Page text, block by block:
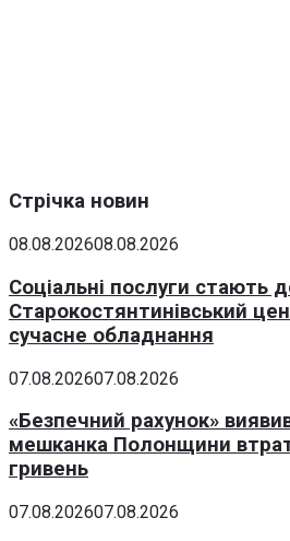
Стрічка новин
08.08.202608.08.2026
Соціальні послуги стають
Старокостянтинівський
сучасне обладнання
07.08.202607.08.2026
«Безпечний рахунок»
мешканка Полонщини
гривень
07.08.202607.08.2026